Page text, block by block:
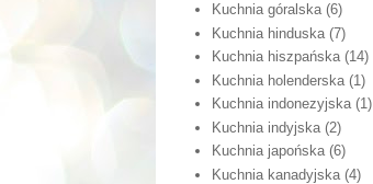
Kuchnia góralska (6)
Kuchnia hinduska (7)
Kuchnia hiszpańska (14)
Kuchnia holenderska (1)
Kuchnia indonezyjska (1)
Kuchnia indyjska (2)
Kuchnia japońska (6)
Kuchnia kanadyjska (4)